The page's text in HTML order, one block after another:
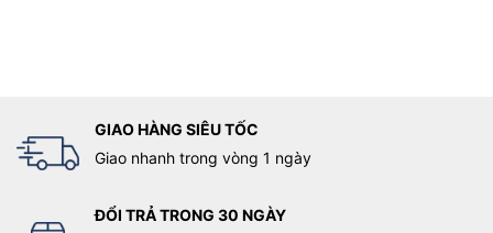
GIAO HÀNG SIÊU TỐC
Giao nhanh trong vòng 1 ngày
ĐỔI TRẢ TRONG 30 NGÀY